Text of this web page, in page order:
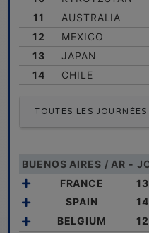
11
AUSTRALIA
12
MEXICO
13
JAPAN
14
CHILE
TOUTES LES JOURNÉES
BUENOS AIRES / AR -
FRANCE
13
SPAIN
14
BELGIUM
12